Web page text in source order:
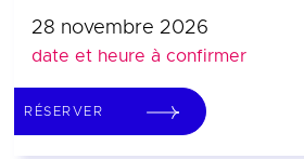
28 novembre 2026
date et heure à confirmer
RÉSERVER